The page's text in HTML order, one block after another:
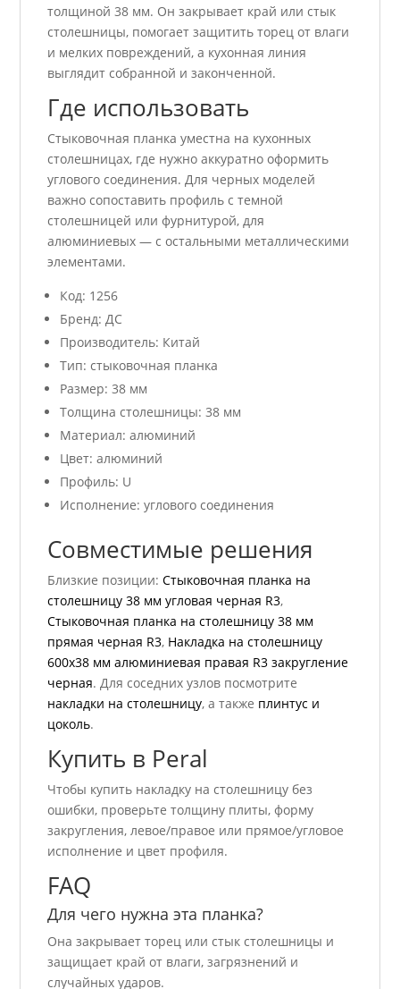
толщиной 38 мм. Он закрывает край или стык
столешницы, помогает защитить торец от влаги
и мелких повреждений, а кухонная линия
выглядит собранной и законченной.
Где использовать
Стыковочная планка уместна на кухонных
столешницах, где нужно аккуратно оформить
углового соединения. Для черных моделей
важно сопоставить профиль с темной
столешницей или фурнитурой, для
алюминиевых — с остальными металлическими
элементами.
Код: 1256
Бренд: ДС
Производитель: Китай
Тип: стыковочная планка
Размер: 38 мм
Толщина столешницы: 38 мм
Материал: алюминий
Цвет: алюминий
Профиль: U
Исполнение: углового соединения
Совместимые решения
Близкие позиции:Стыковочная планка на
столешницу 38 мм угловая черная R3,
Стыковочная планка на столешницу 38 мм
прямая черная R3, Накладка на столешницу
600х38 мм алюминиевая правая R3 закругление
черная. Для соседних узлов посмотрите
накладки на столешницу, а также плинтус и
цоколь.
Купить в Peral
Чтобы купить накладку на столешницу без
ошибки, проверьте толщину плиты, форму
закругления, левое/правое или прямое/угловое
исполнение и цвет профиля.
FAQ
Для чего нужна эта планка?
Она закрывает торец или стык столешницы и
защищает край от влаги, загрязнений и
случайных ударов.